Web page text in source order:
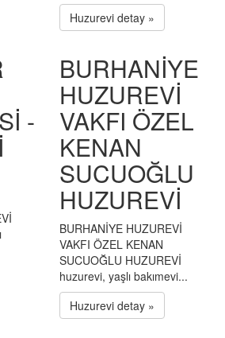
Huzurevi detay »
-
BURHANİYE
HUZUREVİ
VAKFI ÖZEL
KENAN
SUCUOĞLU
HUZUREVİ
BURHANİYE HUZUREVİ
VAKFI ÖZEL KENAN
SUCUOĞLU HUZUREVİ
huzurevi, yaşlı bakımevi...
Huzurevi detay »